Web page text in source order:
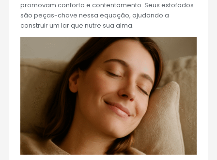
promovam conforto e contentamento. Seus estofados
são peças-chave nessa equação, ajudando a
construir um lar que nutre sua alma.